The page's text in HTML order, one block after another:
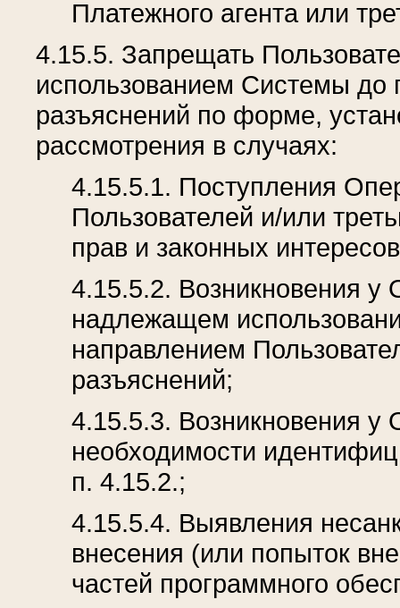
Платежного агента или
4.15.5. Запрещать
использованием Системы до
разъяснений по форме,
рассмотрения в случаях:
4.15.5.1. Поступления
Пользователей и/или
прав и законных
4.15.5.2. Возникновения
надлежащем
направлением
разъяснений;
4.15.5.3. Возникновения
необходимости
п. 4.15.2.;
4.15.5.4. Выявления
внесения (или попыток
частей программного